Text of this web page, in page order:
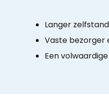
Langer
Vaste bezorger
Een